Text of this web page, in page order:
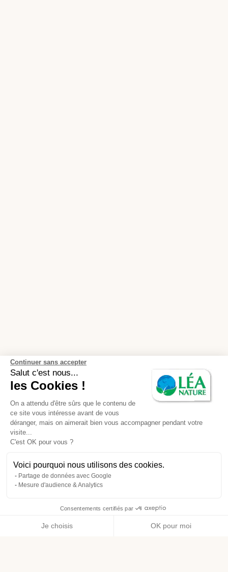
Continuer sans accepter
Salut c'est nous...
les Cookies !
On a attendu d'être sûrs que le contenu de
ce site vous intéresse avant de vous
déranger, mais on aimerait bien vous accompagner pendant votre
visite...
C'est OK pour vous ?
Voici pourquoi nous utilisons des cookies.
Partage de données avec Google
Mesure d'audience & Analytics
Consentements certifiés par
Je choisis OK pour moi